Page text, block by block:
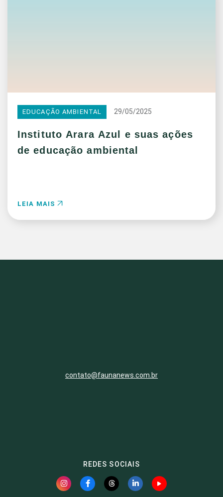
EDUCAÇÃO AMBIENTAL 29/05/2025
Instituto Arara Azul e suas ações
de educação ambiental
LEIA MAIS
contato@faunanews.com.br
REDES SOCIAIS